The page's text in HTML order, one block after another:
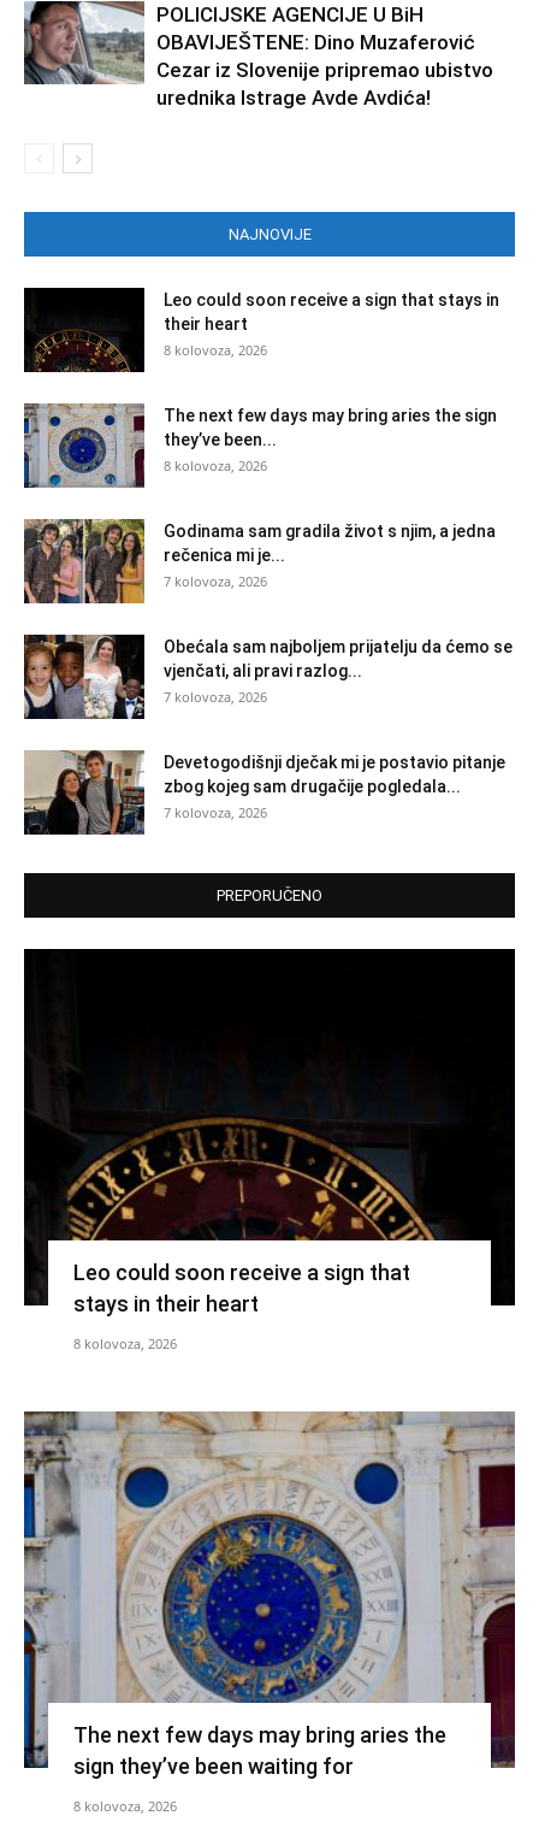
POLICIJSKE AGENCIJE U BiH
OBAVIJEŠTENE: Dino Muzaferović
Cezar iz Slovenije pripremao ubistvo
urednika Istrage Avde Avdića!
NAJNOVIJE
Leo could soon receive a sign that stays in
their heart
8 kolovoza, 2026
The next few days may bring aries the sign
they’ve been...
8 kolovoza, 2026
Godinama sam gradila život s njim, a jedna
rečenica mi je...
7 kolovoza, 2026
Obećala sam najboljem prijatelju da ćemo se
vjenčati, ali pravi razlog...
7 kolovoza, 2026
Devetogodišnji dječak mi je postavio pitanje
zbog kojeg sam drugačije pogledala...
7 kolovoza, 2026
PREPORUČENO
Leo could soon receive a sign that
stays in their heart
8 kolovoza, 2026
The next few days may bring aries the
sign they’ve been waiting for
8 kolovoza, 2026